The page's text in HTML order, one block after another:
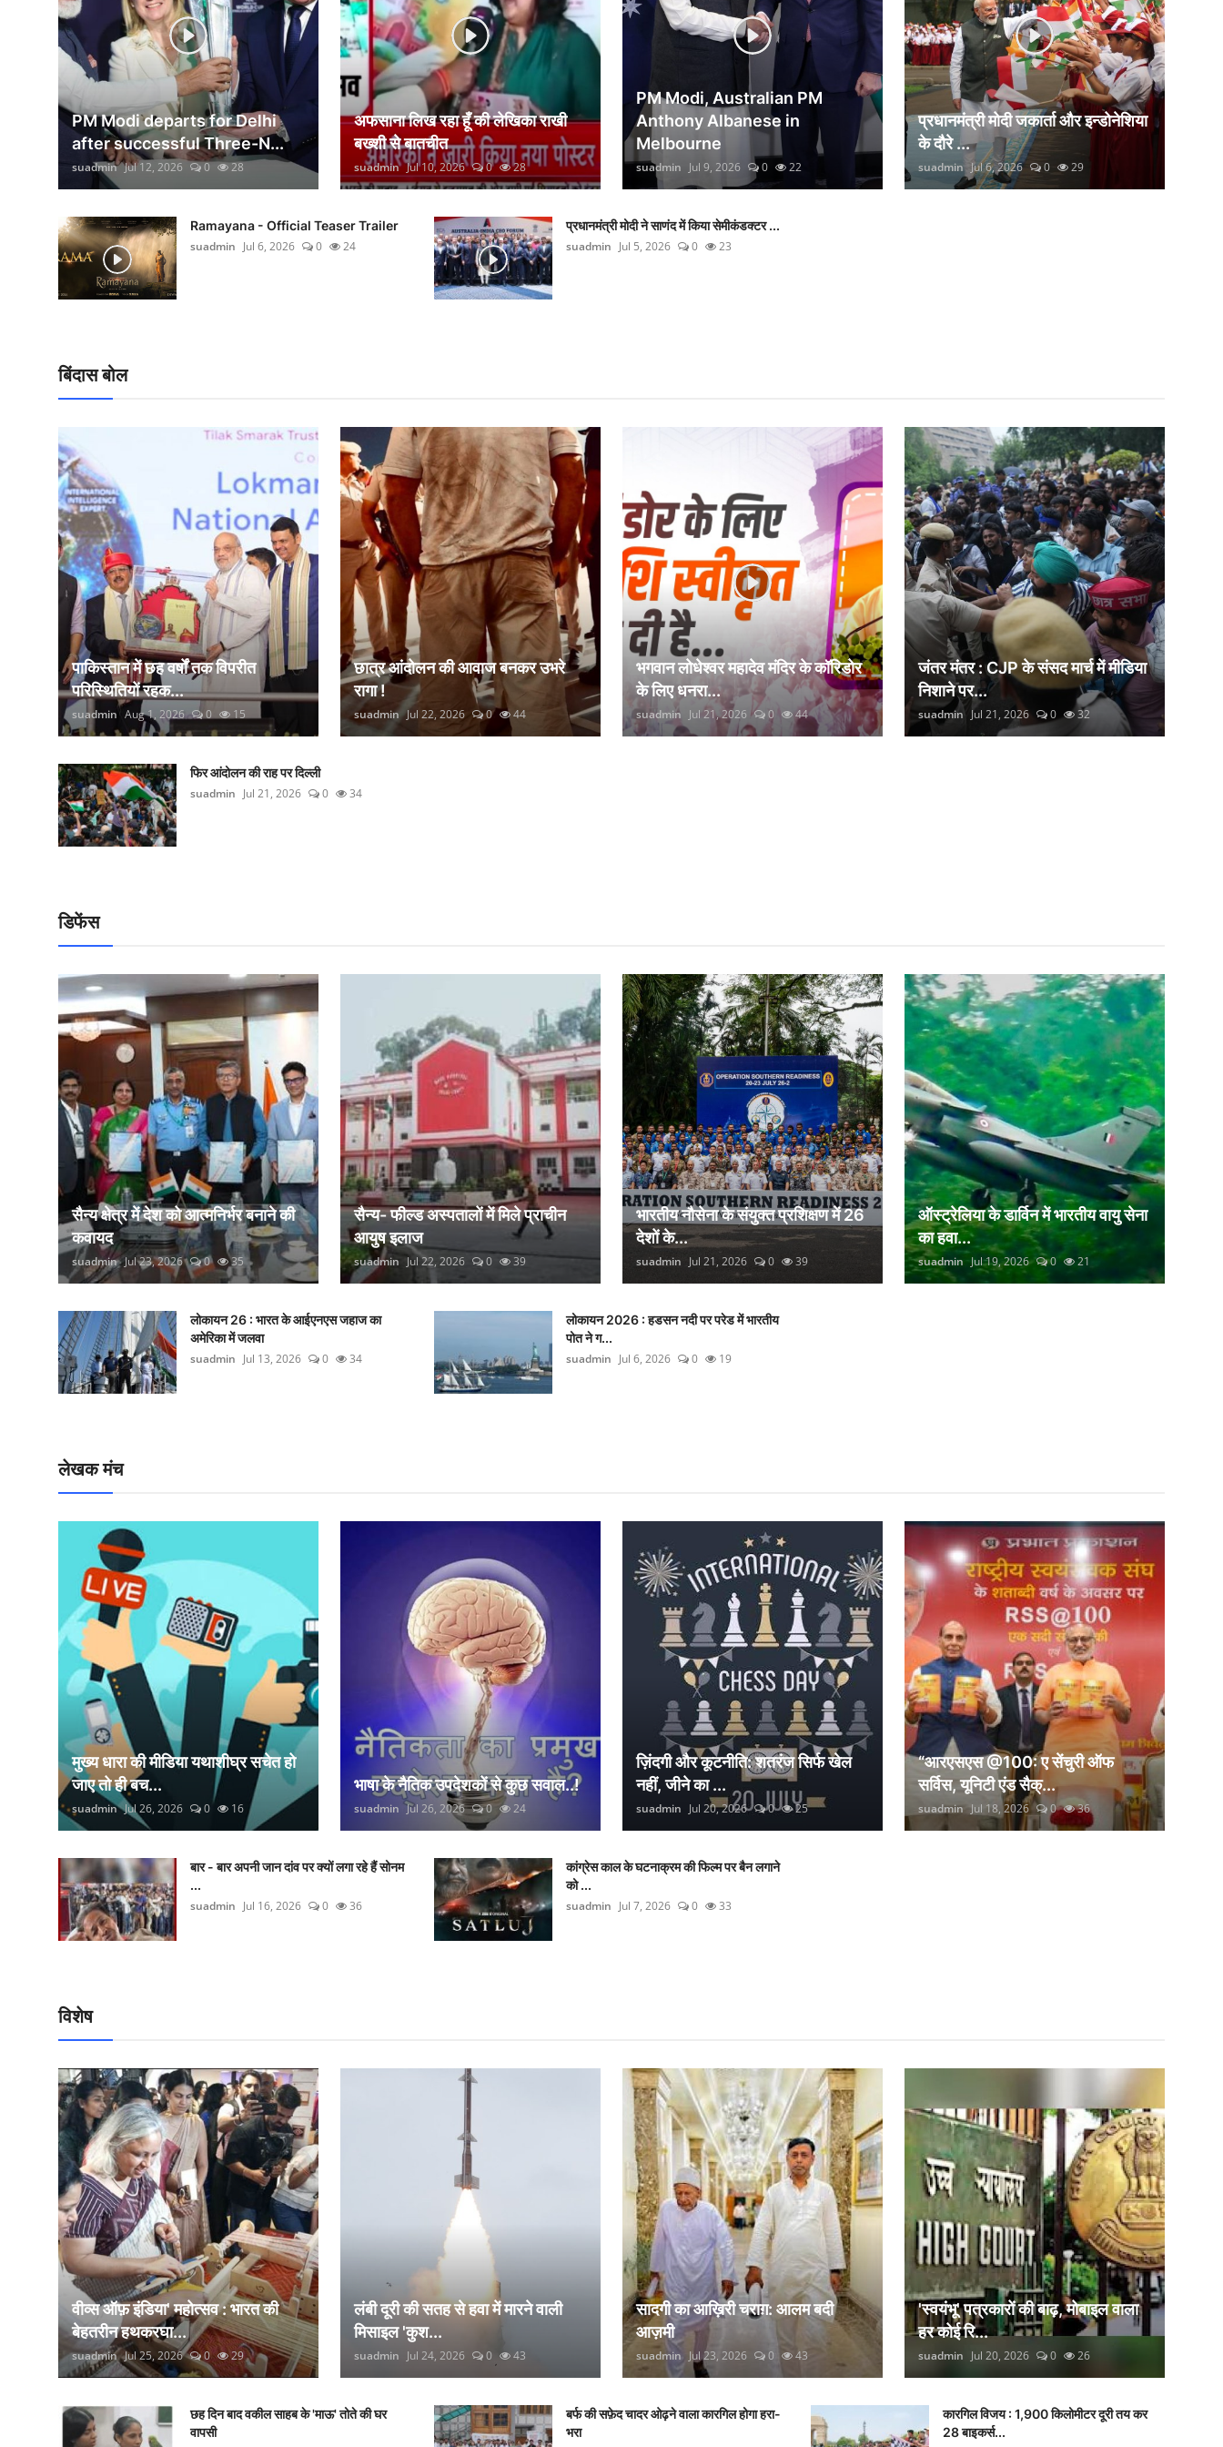
वीकेंड लाइफ
अंतर्राष्ट्रीय
सांस्कृतिक
विज्ञान - तकनीक
ग्राम - पंचायत
PM Modi departs for Delhi
after successful Three-N...
suadmin Jul 12, 2026 0 28
अफसाना लिख रहा हूँ की लेखिका राखी
बख्शी से बातचीत
suadmin Jul 10, 2026 0 28
PM Modi, Australian PM
Anthony Albanese in
Melbourne
suadmin Jul 9, 2026 0 22
प्रधानमंत्री मोदी जकार्ता और इन्डोनेशिया
के दौरे ...
suadmin Jul 6, 2026 0 29
Ramayana - Official Teaser Trailer
suadmin Jul 6, 2026 0 24
प्रधानमंत्री मोदी ने साणंद में किया सेमीकंडक्टर ...
suadmin Jul 5, 2026 0 23
बिंदास बोल
पाकिस्तान में छह वर्षों तक विपरीत
परिस्थितियों रहक...
suadmin Aug 1, 2026 0 15
छात्र आंदोलन की आवाज बनकर उभरे
रागा !
suadmin Jul 22, 2026 0 44
भगवान लोधेश्वर महादेव मंदिर के कॉरिडोर
के लिए धनरा...
suadmin Jul 21, 2026 0 44
जंतर मंतर : CJP के संसद मार्च में मीडिया
निशाने पर...
suadmin Jul 21, 2026 0 32
फिर आंदोलन की राह पर दिल्ली
suadmin Jul 21, 2026 0 34
डिफेंस
सैन्य क्षेत्र में देश को आत्मनिर्भर बनाने की
कवायद
suadmin Jul 23, 2026 0 35
सैन्य- फील्ड अस्पतालों में मिले प्राचीन
आयुष इलाज
suadmin Jul 22, 2026 0 39
भारतीय नौसेना के संयुक्त प्रशिक्षण में 26
देशों के...
suadmin Jul 21, 2026 0 39
ऑस्ट्रेलिया के डार्विन में भारतीय वायु सेना
का हवा...
suadmin Jul 19, 2026 0 21
लोकायन 26 : भारत के आईएनएस जहाज का
अमेरिका में जलवा
suadmin Jul 13, 2026 0 34
लोकायन 2026 : हडसन नदी पर परेड में भारतीय
पोत ने ग...
suadmin Jul 6, 2026 0 19
लेखक मंच
मुख्य धारा की मीडिया यथाशीघ्र सचेत हो
जाए तो ही बच...
suadmin Jul 26, 2026 0 16
भाषा के नैतिक उपदेशकों से कुछ सवाल..!
suadmin Jul 26, 2026 0 24
ज़िंदगी और कूटनीति: शतरंज सिर्फ खेल
नहीं, जीने का ...
suadmin Jul 20, 2026 0 25
“आरएसएस @100: ए सेंचुरी ऑफ
सर्विस, यूनिटी एंड सैक्...
suadmin Jul 18, 2026 0 36
बार - बार अपनी जान दांव पर क्यों लगा रहे हैं सोनम
...
suadmin Jul 16, 2026 0 36
कांग्रेस काल के घटनाक्रम की फिल्म पर बैन लगाने
को ...
suadmin Jul 7, 2026 0 33
विशेष
वीव्स ऑफ़ इंडिया' महोत्सव : भारत की
बेहतरीन हथकरघा...
suadmin Jul 25, 2026 0 29
लंबी दूरी की सतह से हवा में मारने वाली
मिसाइल 'कुश...
suadmin Jul 24, 2026 0 43
सादगी का आख़िरी चराग़: आलम बदी
आज़मी
suadmin Jul 23, 2026 0 43
'स्वयंभू' पत्रकारों की बाढ़, मोबाइल वाला
हर कोई रि...
suadmin Jul 20, 2026 0 26
छह दिन बाद वकील साहब के 'माऊ' तोते की घर
वापसी
बर्फ की सफ़ेद चादर ओढ़ने वाला कारगिल होगा हरा-
भरा
कारगिल विजय : 1,900 किलोमीटर दूरी तय कर
28 बाइकर्स...